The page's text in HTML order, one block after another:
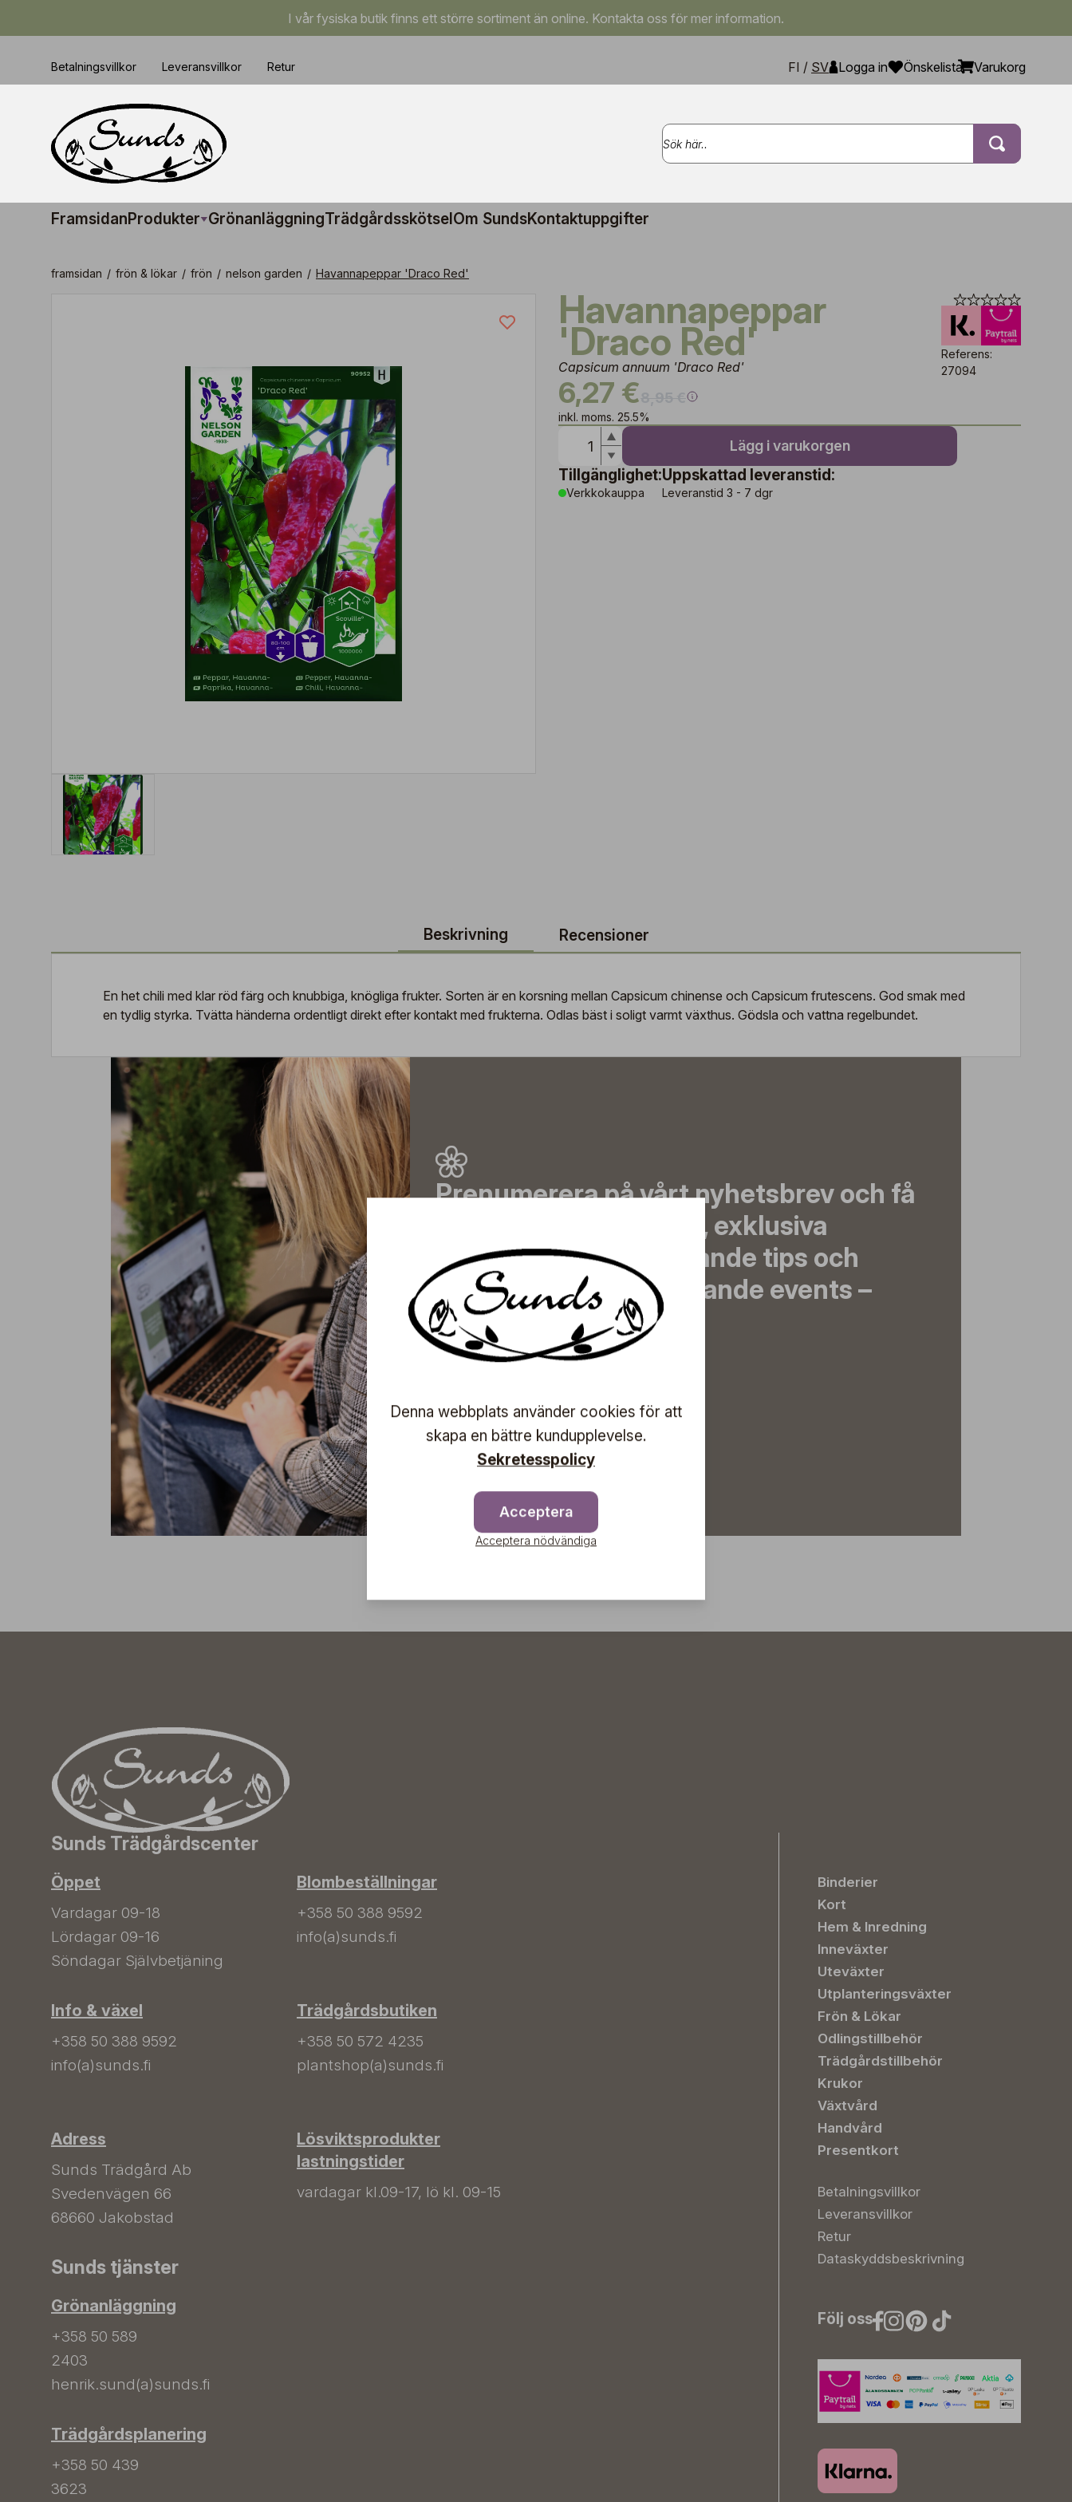
I vår fysiska butik finns ett större sortiment än online. Kontakta oss för mer information.
Betalningsvillkor Leveransvillkor Retur FI / SV Logga in Önskelista Varukorg
FramsidanProdukter GrönanläggningTrädgårdsskötsel Om SundsKontaktuppgifter
framsidan / frön & lökar / frön / nelson garden / Havannapeppar 'Draco Red'
Havannapeppar
'Draco Red'
Capsicum annuum 'Draco Red'
6,27 €
inkl. moms. 25.5%
Referens:
27094
Lägg i varukorgen
Tillgänglighet:
Verkkokauppa
Uppskattad leveranstid:
Leveranstid 3 - 7 dgr
Beskrivning Recensioner
En het chili med klar röd färg och knubbiga, knögliga frukter. Sorten är en korsning mellan Capsicum chinense och Capsicum frutescens. God smak med
en tydlig styrka. Tvätta händerna ordentligt direkt efter kontakt med frukterna. Odlas bäst i soligt varmt växthus. Gödsla och vattna regelbundet.
Prenumerera på vårt nyhetsbrev och få
de senaste nyheterna, exklusiva
erbjudanden, inspirerande tips och
information om kommande events –
direkt till din inkorg!
Prenumerera
Sunds Trädgårdscenter
Öppet
Vardagar 09-18
Lördagar 09-16
Söndagar Självbetjäning
Info & växel
+358 50 388 9592
info(a)sunds.fi
Adress
Sunds Trädgård Ab
Svedenvägen 66
68660 Jakobstad
Blombeställningar
+358 50 388 9592
info(a)sunds.fi
Trädgårdsbutiken
+358 50 572 4235
plantshop(a)sunds.fi
Lösviktsprodukter
lastningstider
vardagar kl.09-17, lö kl. 09-15
Sunds tjänster
Grönanläggning
+358 50 589
2403
henrik.sund(a)sunds.fi
Trädgårdsplanering
+358 50 439
3623
Binderier
Kort
Hem & Inredning
Inneväxter
Uteväxter
Utplanteringsväxter
Frön & Lökar
Odlingstillbehör
Trädgårdstillbehör
Krukor
Växtvård
Handvård
Presentkort
Betalningsvillkor
Leveransvillkor
Retur
Dataskyddsbeskrivning
Följ oss
Denna webbplats använder cookies för att
skapa en bättre kundupplevelse.
Sekretesspolicy
Acceptera
Acceptera nödvändiga